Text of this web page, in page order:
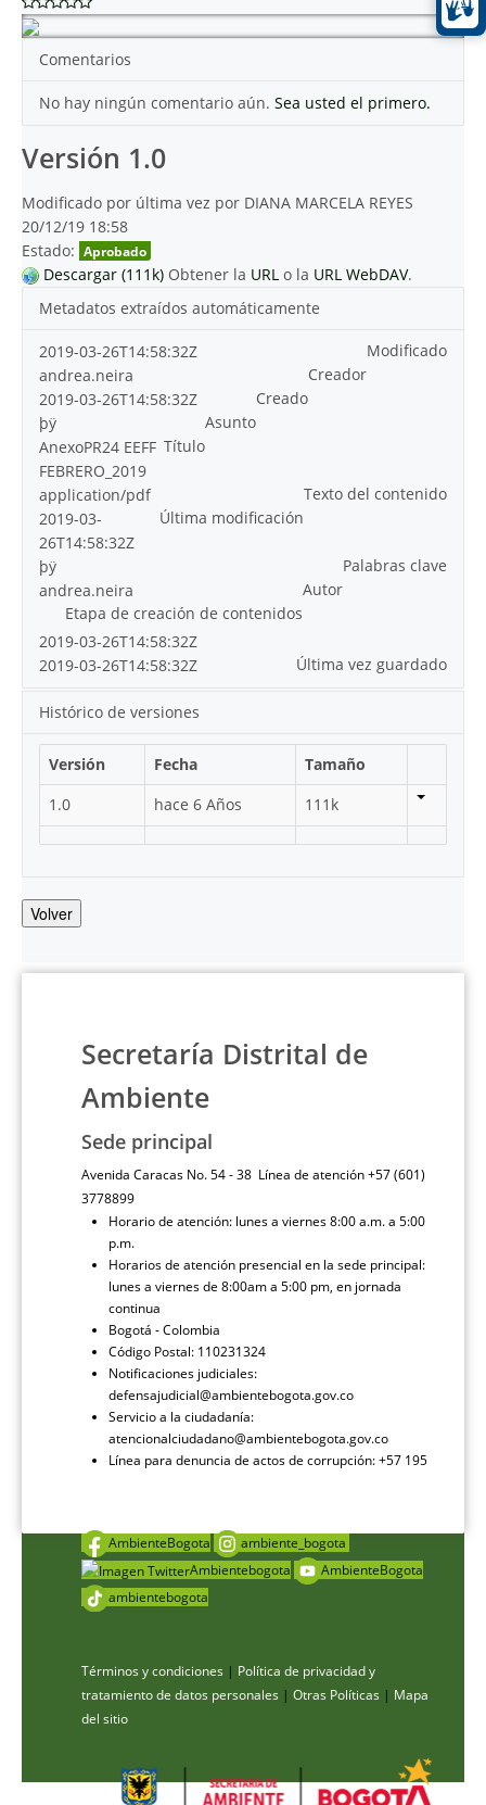
Comentarios
No hay ningún comentario aún. Sea usted el primero.
Versión 1.0
Modificado por última vez por DIANA MARCELA REYES
20/12/19 18:58
Estado: Aprobado
Descargar (111k) Obtener la URL o la URL WebDAV.
Metadatos extraídos automáticamente
Modificado
2019-03-26T14:58:32Z
Creador
andrea.neira
Creado
2019-03-26T14:58:32Z
Asunto
þÿ
Título
AnexoPR24 EEFF
FEBRERO_2019
Texto del contenido
application/pdf
Última modificación
2019-03-
26T14:58:32Z
Palabras clave
þÿ
Autor
andrea.neira
Etapa de creación de contenidos
2019-03-26T14:58:32Z
Última vez guardado
2019-03-26T14:58:32Z
Histórico de versiones
Versión Fecha
Tamaño
1.0
hace 6 Años 111k
Volver
Secretaría Distrital de
Ambiente
Sede principal
Avenida Caracas No. 54 - 38 Línea de atención +57 (601)
3778899
Horario de atención: lunes a viernes 8:00 a.m. a 5:00
p.m.
Horarios de atención presencial en la sede principal:
lunes a viernes de 8:00am a 5:00 pm, en jornada
continua
Bogotá - Colombia
Código Postal: 110231324
Notificaciones judiciales:
defensajudicial@ambientebogota.gov.co
Servicio a la ciudadanía:
atencionalciudadano@ambientebogota.gov.co
Línea para denuncia de actos de corrupción: +57 195
AmbienteBogota
ambiente_bogota
Ambientebogota
AmbienteBogota
ambientebogota
Términos y condiciones | Política de privacidad y
tratamiento de datos personales | Otras Políticas | Mapa
del sitio